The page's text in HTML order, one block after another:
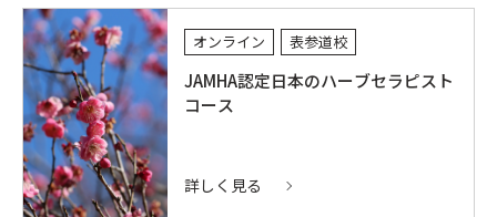
オンライン 表参道校
JAMHA認定日本のハーブセラピスト
コース
詳しく見る